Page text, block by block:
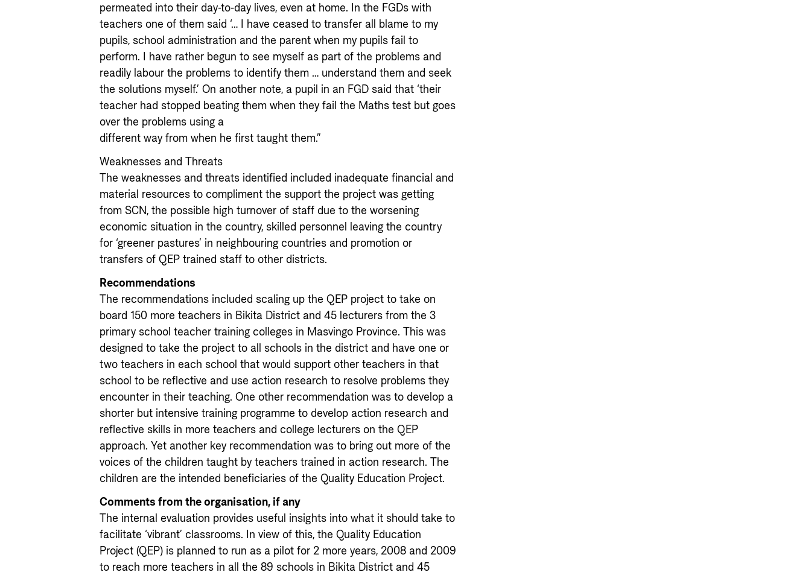
permeated into their day-to-day lives, even at home. In the FGDs with
teachers one of them said ‘… I have ceased to transfer all blame to my
pupils, school administration and the parent when my pupils fail to
perform. I have rather begun to see myself as part of the problems and
readily labour the problems to identify them … understand them and seek
the solutions myself.’ On another note, a pupil in an FGD said that ‘their
teacher had stopped beating them when they fail the Maths test but goes
over the problems using a
different way from when he first taught them.”
Weaknesses and Threats
The weaknesses and threats identified included inadequate financial and
material resources to compliment the support the project was getting
from SCN, the possible high turnover of staff due to the worsening
economic situation in the country, skilled personnel leaving the country
for ‘greener pastures’ in neighbouring countries and promotion or
transfers of QEP trained staff to other districts.
Recommendations
The recommendations included scaling up the QEP project to take on
board 150 more teachers in Bikita District and 45 lecturers from the 3
primary school teacher training colleges in Masvingo Province. This was
designed to take the project to all schools in the district and have one or
two teachers in each school that would support other teachers in that
school to be reflective and use action research to resolve problems they
encounter in their teaching. One other recommendation was to develop a
shorter but intensive training programme to develop action research and
reflective skills in more teachers and college lecturers on the QEP
approach. Yet another key recommendation was to bring out more of the
voices of the children taught by teachers trained in action research. The
children are the intended beneficiaries of the Quality Education Project.
Comments from the organisation, if any
The internal evaluation provides useful insights into what it should take to
facilitate ‘vibrant’ classrooms. In view of this, the Quality Education
Project (QEP) is planned to run as a pilot for 2 more years, 2008 and 2009
to reach more teachers in all the 89 schools in Bikita District and 45